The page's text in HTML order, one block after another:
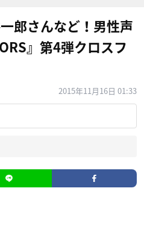
郎さんなど！男性声
』第4弾クロスフ
2015年11月16日 01:33